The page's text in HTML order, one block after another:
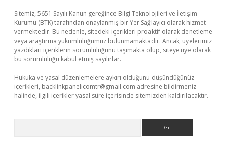
Sitemiz, 5651 Sayılı Kanun gereğince Bilgi Teknolojileri ve İletişim
Kurumu (BTK) tarafından onaylanmış bir Yer Sağlayıcı olarak hizmet
vermektedir. Bu nedenle, sitedeki içerikleri proaktif olarak denetleme
veya araştırma yükümlülüğümüz bulunmamaktadır. Ancak, üyelerimiz
yazdıkları içeriklerin sorumluluğunu taşımakta olup, siteye üye olarak
bu sorumluluğu kabul etmiş sayılırlar.
Hukuka ve yasal düzenlemelere aykırı olduğunu düşündüğünüz
içerikleri, backlinkpanelicomtr@gmail.com adresine bildirmeniz
halinde, ilgili içerikler yasal süre içerisinde sitemizden kaldırılacaktır.